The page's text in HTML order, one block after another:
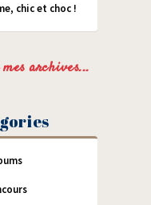
chic et choc !
archives...